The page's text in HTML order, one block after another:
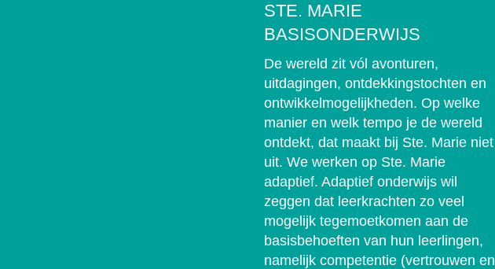
STE. MARIE
BASISONDERWIJS
De wereld zit vól avonturen,
uitdagingen, ontdekkingstochten en
ontwikkelmogelijkheden. Op welke
manier en welk tempo je de wereld
ontdekt, dat maakt bij Ste. Marie niet
uit. We werken op Ste. Marie
adaptief. Adaptief onderwijs wil
zeggen dat leerkrachten zo veel
mogelijk tegemoetkomen aan de
basisbehoeften van hun leerlingen,
namelijk competentie (vertrouwen en